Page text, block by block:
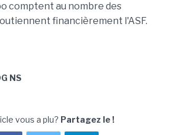
comptent au nombre des
financièrement l'ASF.
NS
vous a plu? Partagez le !